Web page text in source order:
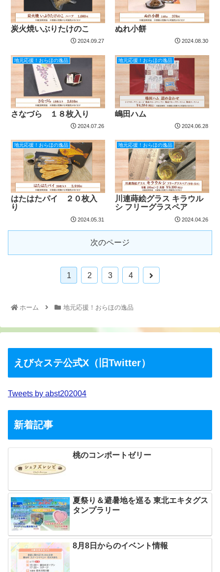
炭火焼いぶりたけのこ
2024.09.27
ぬれ小餅
2024.08.30
地元応援！おらほの逸品
さなづら １８枚入り
2024.07.26
地元応援！おらほの逸品
嶋田ハム
2024.06.28
地元応援！おらほの逸品
はたはたパイ ２０枚入
り
2024.05.31
地元応援！おらほの逸品
川連蒔絵グラス キラウル
シ フリーグラスペア
2024.04.26
次のページ
1 2 3 4
ホーム 地元応援！おらほの逸品
えび☆ステ公式X（旧Twitter）
Tweets by abst202004
新着記事
桃のコンポートゼリー
夏祭り＆避暑地を巡る 東北エキタグス
タンプラリー
8月8日からのイベント情報